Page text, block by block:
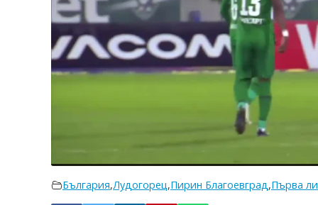
България,Лудогорец,Пирин Благоевград,Първа